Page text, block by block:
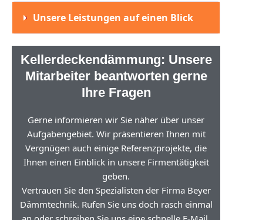
Unsere Leistungen auf einen Blick
Kellerdeckendämmung: Unsere
Mitarbeiter beantworten gerne
Ihre Fragen
Gerne informieren wir Sie näher über unser
Aufgabengebiet. Wir präsentieren Ihnen mit
Vergnügen auch einige Referenzprojekte, die
Ihnen einen Einblick in unsere Firmentätigkeit
geben.
Vertrauen Sie den Spezialisten der Firma Beyer
Dämmtechnik. Rufen Sie uns doch rasch einmal